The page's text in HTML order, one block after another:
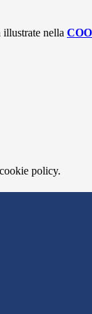
nella
policy.